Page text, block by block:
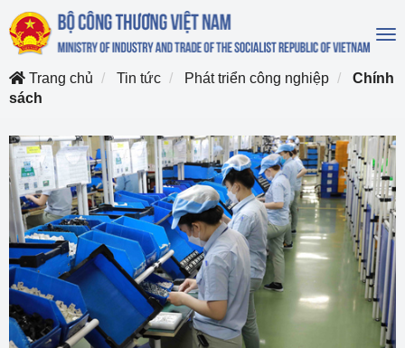
Trang chủ
Tin tức Phát triển công nghiệp
Chính
sách